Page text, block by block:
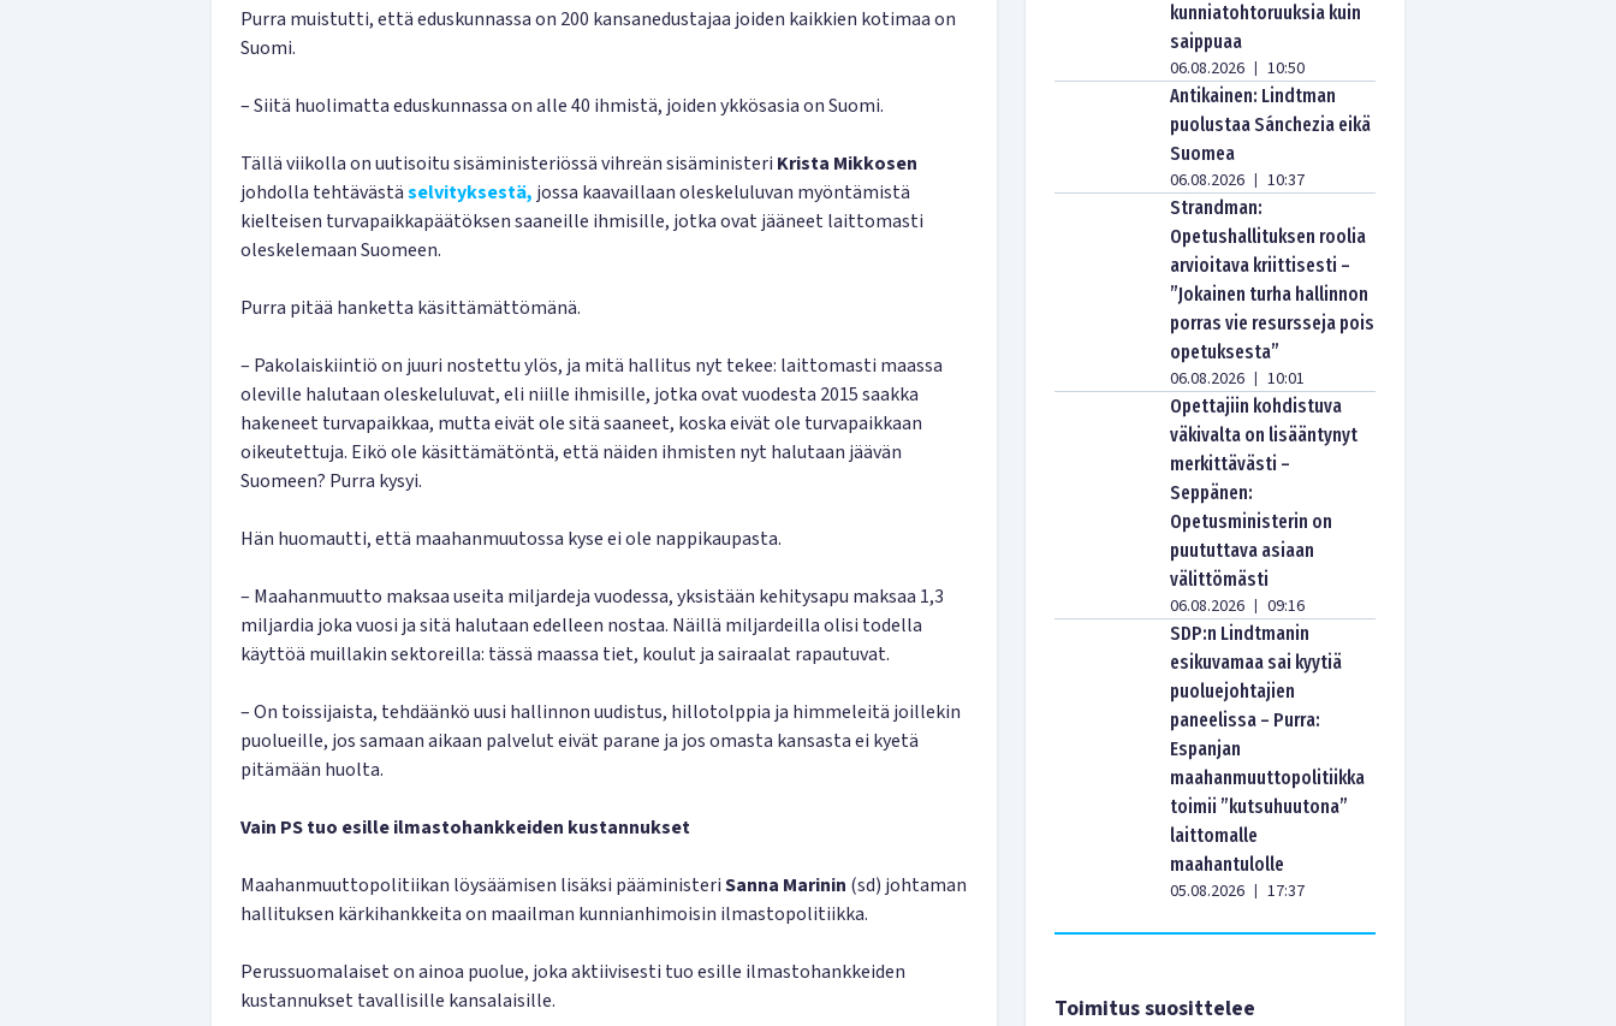
Purra muistutti, että eduskunnassa on 200 kansanedustajaa joiden kaikkien kotimaa on
Suomi.
– Siitä huolimatta eduskunnassa on alle 40 ihmistä, joiden ykkösasia on Suomi.
Tällä viikolla on uutisoitu sisäministeriössä vihreän sisäministeri Krista Mikkosen
johdolla tehtävästäselvityksestä, jossa kaavaillaan oleskeluluvan myöntämistä
kielteisen turvapaikkapäätöksen saaneille ihmisille, jotka ovat jääneet laittomasti
oleskelemaan Suomeen.
Purra pitää hanketta käsittämättömänä.
– Pakolaiskiintiö on juuri nostettu ylös, ja mitä hallitus nyt tekee: laittomasti maassa
oleville halutaan oleskeluluvat, eli niille ihmisille, jotka ovat vuodesta 2015 saakka
hakeneet turvapaikkaa, mutta eivät ole sitä saaneet, koska eivät ole turvapaikkaan
oikeutettuja. Eikö ole käsittämätöntä, että näiden ihmisten nyt halutaan jäävän
Suomeen? Purra kysyi.
Hän huomautti, että maahanmuutossa kyse ei ole nappikaupasta.
– Maahanmuutto maksaa useita miljardeja vuodessa, yksistään kehitysapu maksaa 1,3
miljardia joka vuosi ja sitä halutaan edelleen nostaa. Näillä miljardeilla olisi todella
käyttöä muillakin sektoreilla: tässä maassa tiet, koulut ja sairaalat rapautuvat.
– On toissijaista, tehdäänkö uusi hallinnon uudistus, hillotolppia ja himmeleitä joillekin
puolueille, jos samaan aikaan palvelut eivät parane ja jos omasta kansasta ei kyetä
pitämään huolta.
Vain PS tuo esille ilmastohankkeiden kustannukset
Maahanmuuttopolitiikan löysäämisen lisäksi pääministeriSanna Marinin (sd) johtaman
hallituksen kärkihankkeita on maailman kunnianhimoisin ilmastopolitiikka.
Perussuomalaiset on ainoa puolue, joka aktiivisesti tuo esille ilmastohankkeiden
kustannukset tavallisille kansalaisille.
kunniatohtoruuksia kuin
saippuaa
06.08.2026 | 10:50
Antikainen: Lindtman
puolustaa Sánchezia eikä
Suomea
06.08.2026 | 10:37
Strandman:
Opetushallituksen roolia
arvioitava kriittisesti –
”Jokainen turha hallinnon
porras vie resursseja pois
opetuksesta”
06.08.2026 | 10:01
Opettajiin kohdistuva
väkivalta on lisääntynyt
merkittävästi –
Seppänen:
Opetusministerin on
puututtava asiaan
välittömästi
06.08.2026 | 09:16
SDP:n Lindtmanin
esikuvamaa sai kyytiä
puoluejohtajien
paneelissa – Purra:
Espanjan
maahanmuuttopolitiikka
toimii ”kutsuhuutona”
laittomalle
maahantulolle
05.08.2026 | 17:37
Toimitus suosittelee